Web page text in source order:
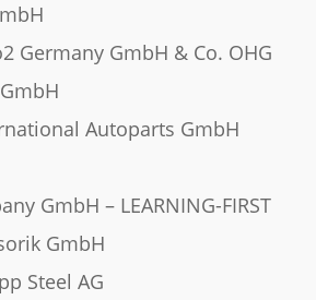
Germany GmbH & Co. OHG
Autoparts GmbH
GmbH – LEARNING-FIRST
GmbH
Steel AG